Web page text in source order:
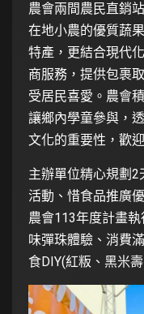
農會兩間農民直銷
在地小農的優質蔬
特產，更結合現代
商服務，提供包裹
受居民喜愛。農會
讓鄉內學童參與，
文化的重要性，歡
主辦單位精心規劃
活動、惜食品推廣
農會113年度計畫
味彈珠體驗、消費
食DIY(紅粄、黑米